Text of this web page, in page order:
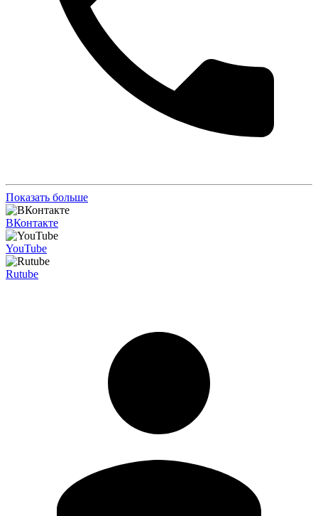
Показать больше
ВКонтакте
YouTube
Rutube